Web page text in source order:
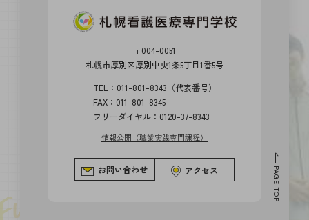
〒004-0051
札幌市厚別区厚別中央1条5丁目1番5号
TEL：011-801-8343（代表番号）
FAX：011-801-8345
フリーダイヤル：0120-37-8343
情報公開（職業実践専門課程）
お問い合わせ アクセス PAGE TOP